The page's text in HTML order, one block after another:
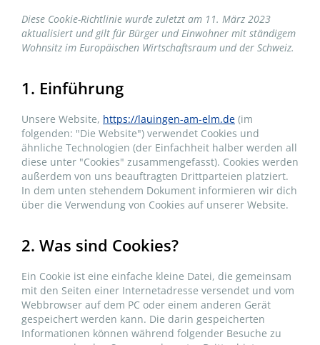
Diese Cookie-Richtlinie wurde zuletzt am 11. März 2023
aktualisiert und gilt für Bürger und Einwohner mit ständigem
Wohnsitz im Europäischen Wirtschaftsraum und der Schweiz.
1. Einführung
Unsere Website, https://lauingen-am-elm.de (im
folgenden: "Die Website") verwendet Cookies und
ähnliche Technologien (der Einfachheit halber werden all
diese unter "Cookies" zusammengefasst). Cookies werden
außerdem von uns beauftragten Drittparteien platziert.
In dem unten stehendem Dokument informieren wir dich
über die Verwendung von Cookies auf unserer Website.
2. Was sind Cookies?
Ein Cookie ist eine einfache kleine Datei, die gemeinsam
mit den Seiten einer Internetadresse versendet und vom
Webbrowser auf dem PC oder einem anderen Gerät
gespeichert werden kann. Die darin gespeicherten
Informationen können während folgender Besuche zu